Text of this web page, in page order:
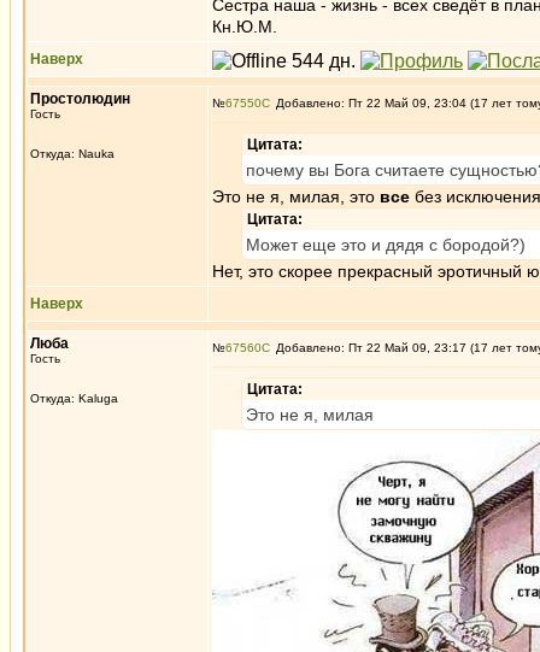
Сестра наша - жизнь - всех сведёт в
Кн.Ю.М.
Наверх
Простолюдин
Гость
Откуда: Nauka
№67550 Добавлено: Пт 22 Май 09, 23:04 (17 лет
Цитата:
почему вы Бога считаете
Это не я, милая, это все без
Цитата:
Может еще это и дядя с бородой?)
Нет, это скорее прекрасный
Наверх
Люба
Гость
Откуда: Kaluga
№67560 Добавлено: Пт 22 Май 09, 23:17 (17 лет
Цитата:
Это не я, милая